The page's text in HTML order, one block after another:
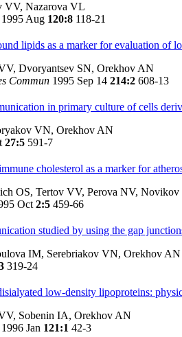
VV, Nazarova VL
1995 Aug 120:8 118-21
lipids as a marker for evaluation of
Dvoryantsev SN, Orekhov AN
Commun 1995 Sep 14 214:2 608-13
in primary culture of cells
VN, Orekhov AN
27:5 591-7
cholesterol as a marker for
OS, Tertov VV, Perova NV,
Oct2:5 459-66
studied by using the gap
IM, Serebriakov VN, Orekhov AN
319-24
low-density lipoproteins:
Sobenin IA, Orekhov AN
1996 Jan 121:1 42-3